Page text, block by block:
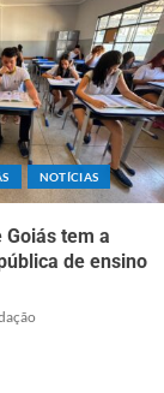
NOTÍCIAS
Goiás tem a
de ensino